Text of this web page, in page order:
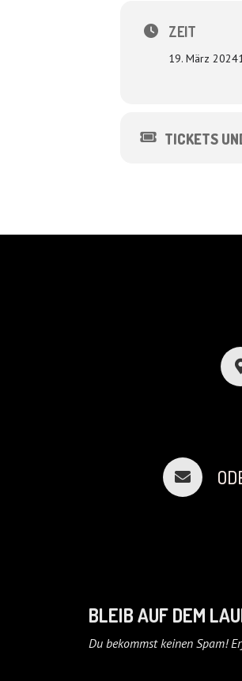
ZEIT
19. März 2024
TICKETS
BLEIB AUF DEM
Du bekommst keinen Spam!